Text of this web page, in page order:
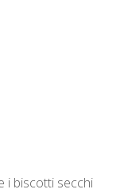
i biscotti secchi